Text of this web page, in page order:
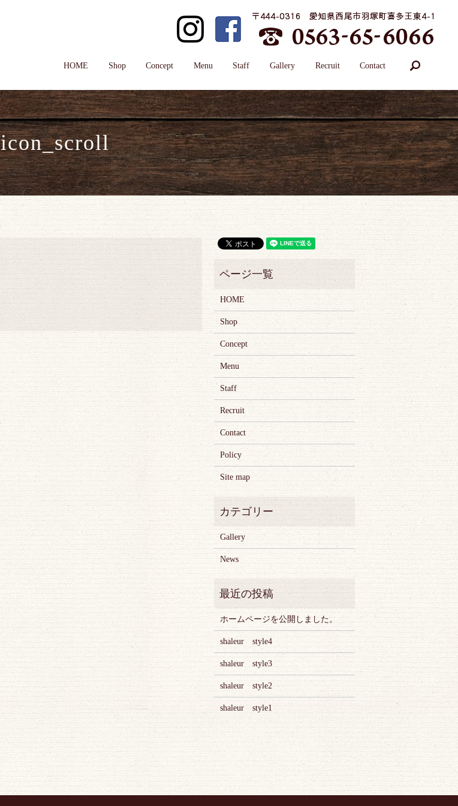
HOME Shop Concept Menu Staff Gallery Recruit Contact
icon_scroll
HOME
Shop
Concept
Menu
Staff
Recruit
Contact
Policy
Site map
Gallery
News
ホームページを公開しました。
shaleur style4
shaleur style3
shaleur style2
shaleur style1